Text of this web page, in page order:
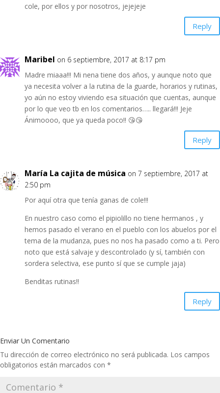
cole, por ellos y por nosotros, jejejeje
Reply
Maribel on 6 septiembre, 2017 at 8:17 pm
Madre miaaa!!! Mi nena tiene dos años, y aunque noto que
ya necesita volver a la rutina de la guarde, horarios y rutinas,
yo aún no estoy viviendo esa situación que cuentas, aunque
por lo que veo tb en los comentarios….. llegará!!! Jeje
Ánimoooo, que ya queda poco!! 😘😘
Reply
María La cajita de música on 7 septiembre, 2017 at
2:50 pm
Por aquí otra que tenía ganas de cole!!!
En nuestro caso como el pipiolillo no tiene hermanos , y
hemos pasado el verano en el pueblo con los abuelos por el
tema de la mudanza, pues no nos ha pasado como a ti. Pero
noto que está salvaje y descontrolado (y sí, también con
sordera selectiva, ese punto sí que se cumple jaja)
Benditas rutinas!!
Reply
Enviar Un Comentario
Tu dirección de correo electrónico no será publicada. Los campos
obligatorios están marcados con *